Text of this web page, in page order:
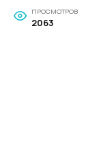
ПРОСМОТРОВ
2063